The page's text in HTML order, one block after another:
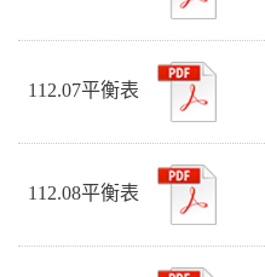
112.07平衡表
112.08平衡表